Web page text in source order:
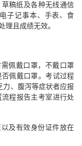
稿纸及各种无线通信
子记事本、手表、食
理且成绩无效。
佩戴口罩，不戴口罩
佩戴口罩。考试过程
、腹泻等症状者应报
程报告主考室进行处
及有效身份证件放在